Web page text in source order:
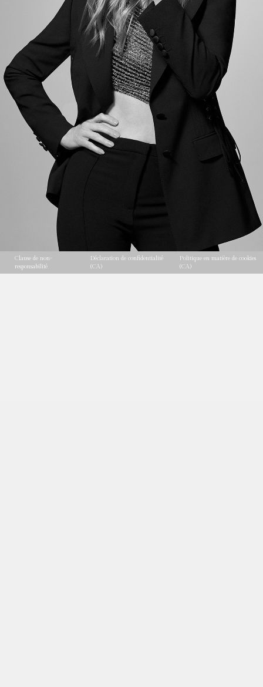
Clause de non-
responsabilité
Déclaration de confidentialité
(CA)
Politique en matière de cookies
(CA)